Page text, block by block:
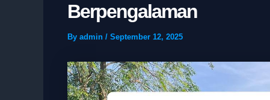
Berpengalaman
By admin / September 12, 2025